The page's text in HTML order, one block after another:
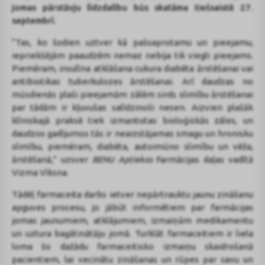
jomas pārstāvju līdzdalību būs skatāma tiešsaistē 27.
septembrī.
“Tas, ko šodien uztver kā pašsaprotamu un pieejamu,
iepriekšējām paaudzēm nemaz nebija tik viegli pieejams.
Piemēram, insulīna atklāšana cukura diabēta ārstēšanai vai
antibiotikas tuberkulozes ārstēšanai. Arī daudzas no
mūsdienās plaši pieejamām zālēm sirds slimību ārstēšanai
par tādām ir kļuvušas salīdzinoši nesen. Aizvien plašāk
klīniskajā praksē tiek izmantotas bioloģiskās zāles, un
daudzos gadījumos tās ir neaizstājamas smagu un hronisku
slimību, piemēram, diabēta, autoimūno slimību un vēža,
ārstēšanā,” uzsver BENU AptiekasFarmācijas daļas vadītā
Vizma Vīksna.
Tādēļ farmaceita darbs ietver nepārtrauktu jaunu zināšanu
apguves procesu, jo jābūt informētiem par farmācijas
jomas jaunumiem, atklājumiem, izmaiņām medikamentu
un uztura bagātinātāju jomā. Turklāt farmaceitiem ir liela
loma šo dažādu farmaceitisko izmaiņu skaidrošanā
pacientiem, lai vecinātu zināšanas un rūpes par savu un